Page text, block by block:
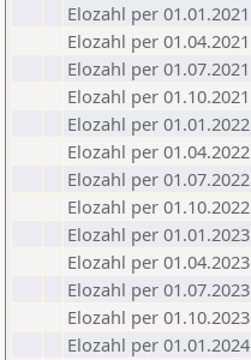
Elozahl per 01.01.2021
Elozahl per 01.04.2021
Elozahl per 01.07.2021
Elozahl per 01.10.2021
Elozahl per 01.01.2022
Elozahl per 01.04.2022
Elozahl per 01.07.2022
Elozahl per 01.10.2022
Elozahl per 01.01.2023
Elozahl per 01.04.2023
Elozahl per 01.07.2023
Elozahl per 01.10.2023
Elozahl per 01.01.2024